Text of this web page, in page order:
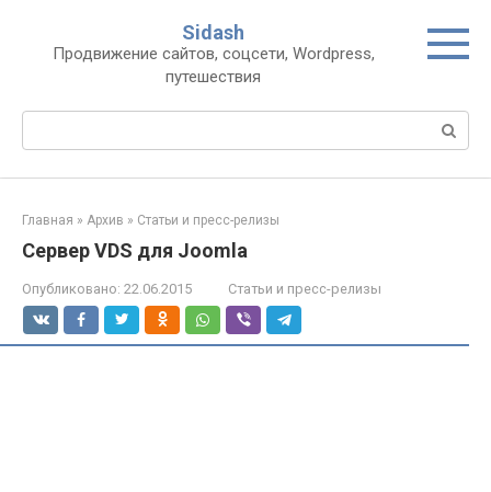
контенту
Sidash
Продвижение сайтов, соцсети, Wordpress,
путешествия
Главная » Архив » Статьи и пресс-релизы
Сервер VDS для Joomla
Опубликовано: 22.06.2015 Статьи и пресс-релизы